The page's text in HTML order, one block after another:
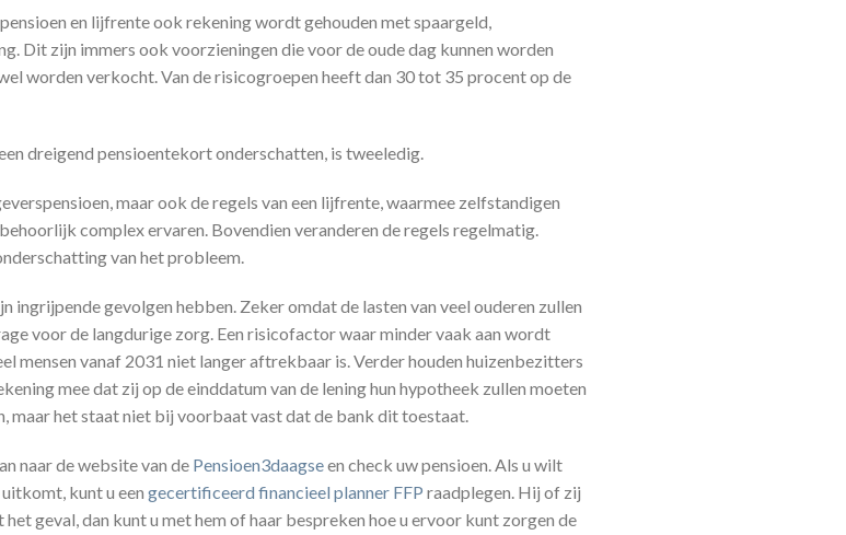
en lijfrente ook rekening wordt gehouden met spaargeld,
Dit zijn immers ook voorzieningen die voor de oude dag kunnen worden
worden verkocht. Van de risicogroepen heeft dan 30 tot 35 procent op de
dreigend pensioentekort onderschatten, is tweeledig.
maar ook de regels van een lijfrente, waarmee zelfstandigen
complex ervaren. Bovendien veranderen de regels regelmatig.
van het probleem.
ingrijpende gevolgen hebben. Zeker omdat de lasten van veel ouderen zullen
voor de langdurige zorg. Een risicofactor waar minder vaak aan wordt
mensen vanaf 2031 niet langer aftrekbaar is. Verder houden huizenbezitters
mee dat zij op de einddatum van de lening hun hypotheek zullen moeten
maar het staat niet bij voorbaat vast dat de bank dit toestaat.
naar de website van de Pensioen3daagseen check uw pensioen. Als u wilt
kunt u een gecertificeerd financieel planner FFP raadplegen. Hij of zij
geval, dan kunt u met hem of haar bespreken hoe u ervoor kunt zorgen de